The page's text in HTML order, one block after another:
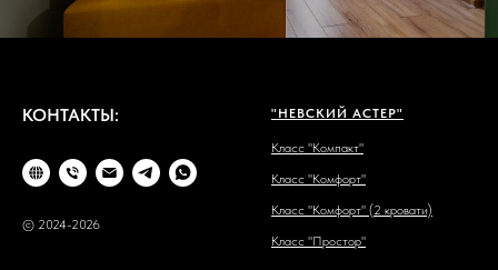
КОНТАКТЫ:
© 2024-2026
"НЕВСКИЙ АСТЕР"
Класс "Компакт"
Класс "Комфорт"
Класс "Комфорт" (2 кровати)
Класс "Простор"